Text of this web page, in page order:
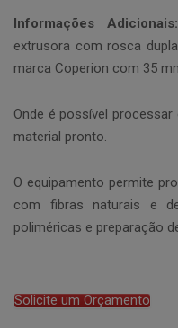
Informações Adicionais:
extrusora com rosca
marca Coperion com 35
Onde é possível
material pronto.
O equipamento permite
com fibras naturais e
poliméricas e preparação
Solicite um Orçamento